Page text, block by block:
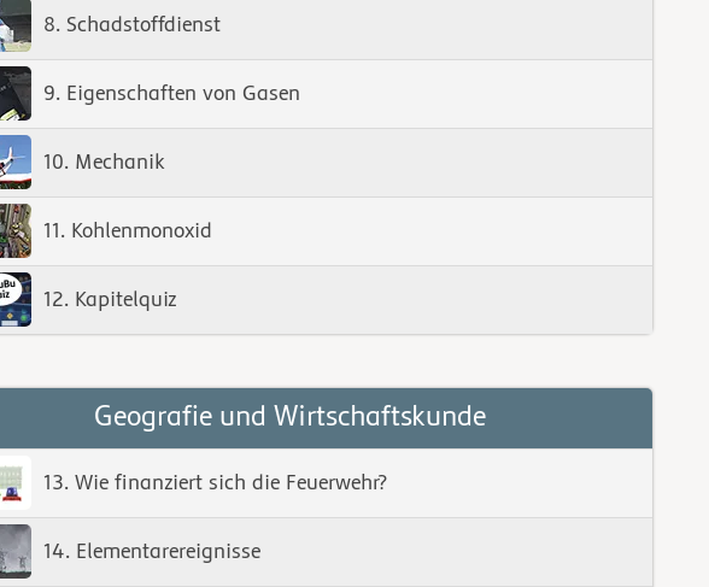
8. Schadstoffdienst
9. Eigenschaften von Gasen
10. Mechanik
11. Kohlenmonoxid
12. Kapitelquiz
Geografie und Wirtschaftskunde
13. Wie finanziert sich die Feuerwehr?
14. Elementarereignisse